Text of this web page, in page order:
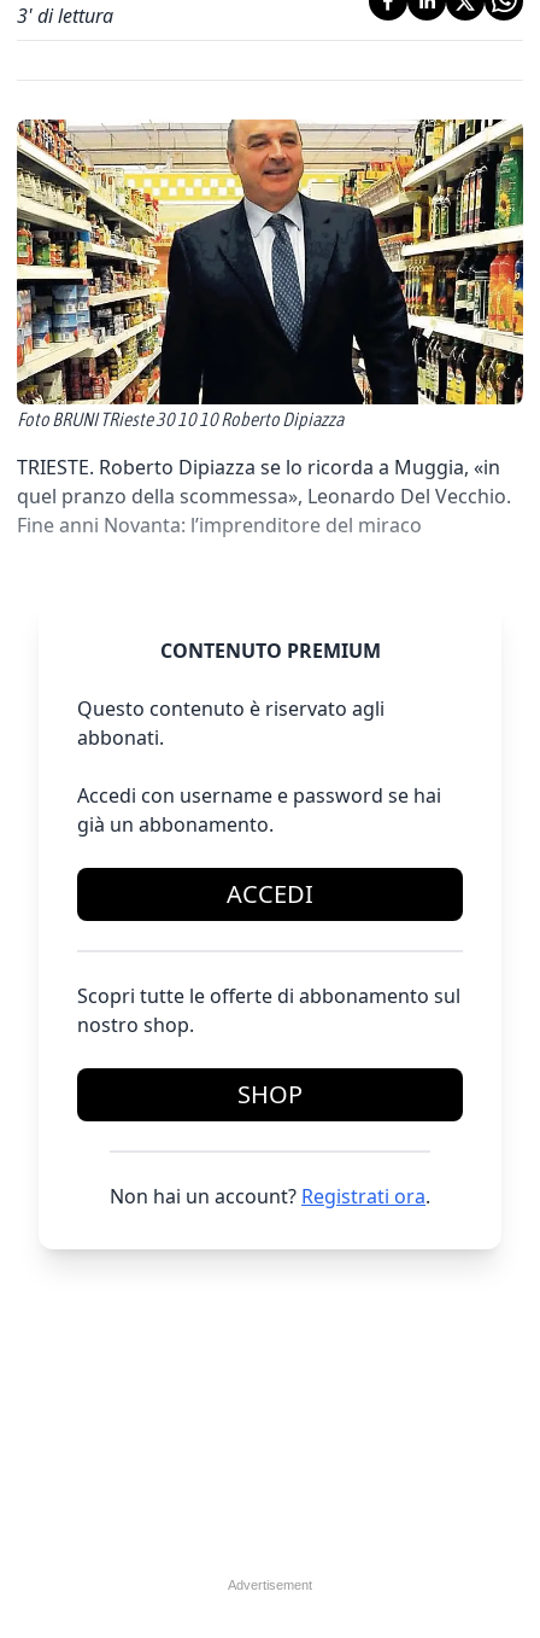
3' di lettura
Foto BRUNI TRieste 30 10 10 Roberto Dipiazza
TRIESTE. Roberto Dipiazza se lo ricorda a Muggia, «in
quel pranzo della scommessa», Leonardo Del Vecchio.
Fine anni Novanta: l’imprenditore del miraco
CONTENUTO PREMIUM
Questo contenuto è riservato agli
abbonati.
Accedi con username e password se hai
già un abbonamento.
ACCEDI
Scopri tutte le offerte di abbonamento sul
nostro shop.
SHOP
Non hai un account? Registrati ora.